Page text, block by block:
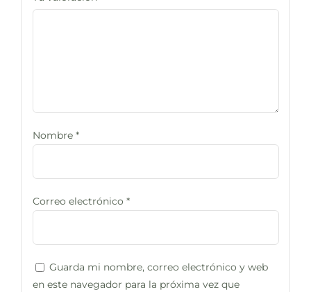
Nombre *
Correo electrónico *
Guarda mi nombre, correo electrónico y web
en este navegador para la próxima vez que